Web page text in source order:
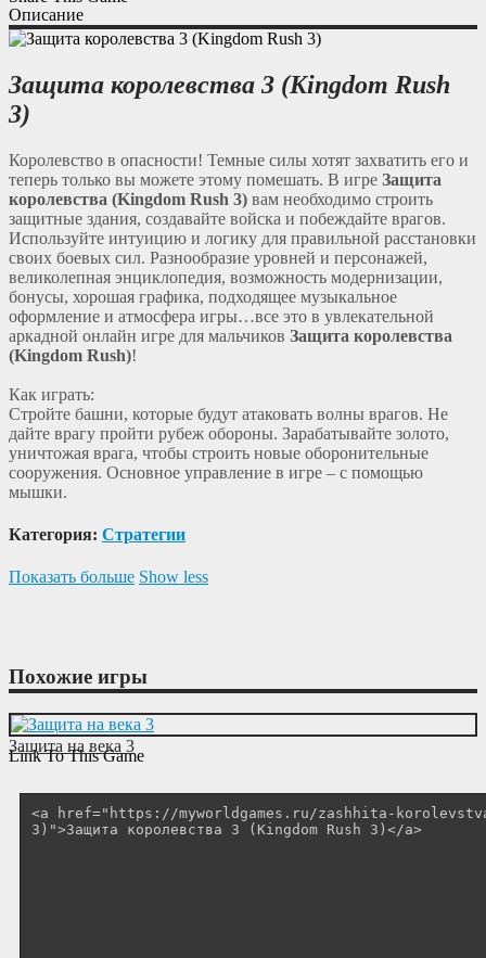
Link To This Game
Описание
Защита королевства 3 (Kingdom Rush
3)
Королевство в опасности! Темные силы хотят захватить его и
теперь только вы можете этому помешать. В игре Защита
королевства (Kingdom Rush 3) вам необходимо строить
защитные здания, создавайте войска и побеждайте врагов.
Используйте интуицию и логику для правильной расстановки
своих боевых сил. Разнообразие уровней и персонажей,
великолепная энциклопедия, возможность модернизации,
бонусы, хорошая графика, подходящее музыкальное
оформление и атмосфера игры…все это в увлекательной
аркадной онлайн игре для мальчиков Защита королевства
(Kingdom Rush)!
Как играть:
Стройте башни, которые будут атаковать волны врагов. Не
дайте врагу пройти рубеж обороны. Зарабатывайте золото,
уничтожая врага, чтобы строить новые оборонительные
сооружения. Основное управление в игре – с помощью
мышки.
Категория: Cтратегии
Показать больше Show less
Похожие игры
Защита на века 3